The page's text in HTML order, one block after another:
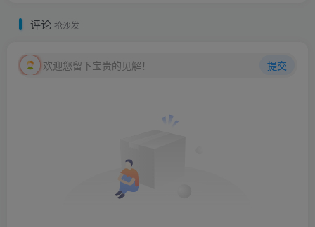
评论 抢沙发
欢迎您留下宝贵的见解！ 提交